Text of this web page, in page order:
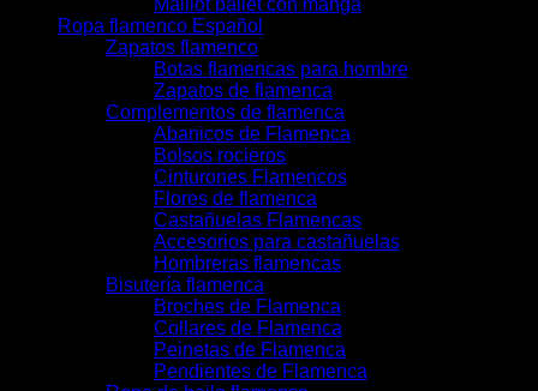
Ropa flamenco Español
Zapatos flamenco
Botas flamencas para hombre
Zapatos de flamenca
Complementos de flamenca
Abanicos de Flamenca
Bolsos rocieros
Cinturones Flamencos
Flores de flamenca
Castañuelas Flamencas
Accesorios para castañuelas
Hombreras flamencas
Bisutería flamenca
Broches de Flamenca
Collares de Flamenca
Peinetas de Flamenca
Pendientes de Flamenca